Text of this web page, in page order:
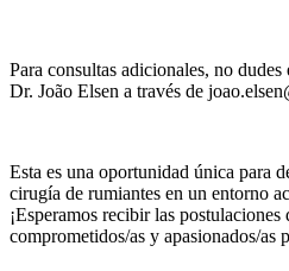
Para consultas adicionales, no
Dr. João Elsen a través de
Esta es una oportunidad única para
cirugía de rumiantes en un entorno
¡Esperamos recibir las postulaciones
comprometidos/as y apasionados/as